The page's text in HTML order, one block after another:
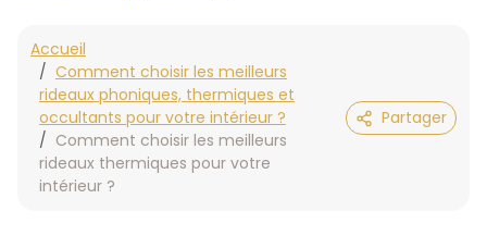
Accueil
Comment choisir les meilleurs
rideaux phoniques, thermiques et
occultants pour votre intérieur ?
Comment choisir les meilleurs
rideaux thermiques pour votre
intérieur ?
Partager